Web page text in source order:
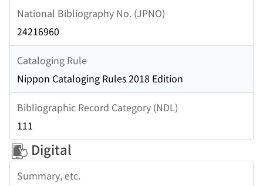
National Bibliography No. (JPNO)
24216960
Cataloging Rule
Nippon Cataloging Rules 2018 Edition
Bibliographic Record Category (NDL)
111
Digital
Summary, etc.